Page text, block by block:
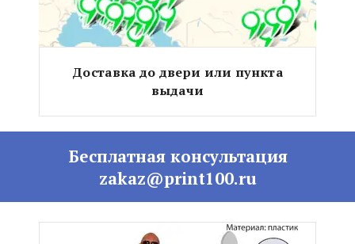
Доставка до двери или пункта
выдачи
Бесплатная консультация
zakaz@print100.ru